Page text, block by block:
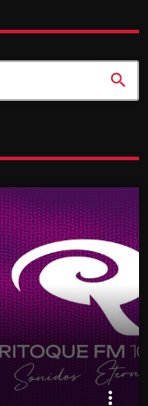
search
more_vert